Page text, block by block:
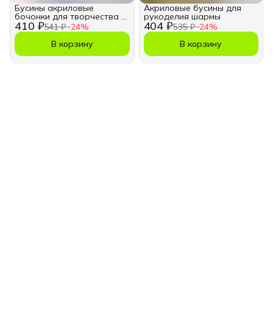
410 ₽541 ₽−24%
Бусины акриловые
бочонки для творчества и
рукоделия
В корзину
404 ₽535 ₽−24%
Акриловые бусины для
рукоделия шармы
В корзину